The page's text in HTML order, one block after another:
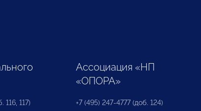
116, 117)
Ассоциация «НП
«ОПОРА»
+7 (495) 247-4777 (доб. 124)